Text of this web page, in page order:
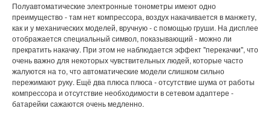
Полуавтоматические электронные тонометры имеют одно
преимущество - там нет компрессора, воздух накачивается в манжету,
как и у механических моделей, вручную - с помощью груши. На дисплее
отображается специальный символ, показывающий - можно ли
прекратить накачку. При этом не наблюдается эффект "перекачки", что
очень важно для некоторых чувствительных людей, которые часто
жалуются на то, что автоматические модели слишком сильно
пережимают руку. Ещё два плюса плюса - отсутствие шума от работы
компрессора и отсутствие необходимости в сетевом адаптере -
батарейки сажаются очень медленно.